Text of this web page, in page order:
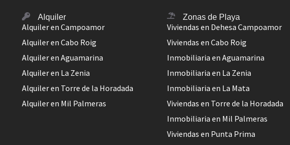
Alquiler
Alquiler en Campoamor
Alquiler en Cabo Roig
Alquiler en Aguamarina
Alquiler en La Zenia
Alquiler en Torre de la Horadada
Alquiler en Mil Palmeras
Zonas de Playa
Viviendas en Dehesa Campoamor
Viviendas en Cabo Roig
Inmobiliaria en Aguamarina
Inmobiliaria en La Zenia
Inmobiliaria en La Mata
Viviendas en Torre de la Horadada
Inmobiliaria en Mil Palmeras
Viviendas en Punta Prima